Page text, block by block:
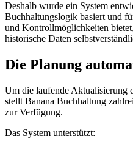
Deshalb wurde ein System
Buchhaltungslogik basiert und
und Kontrollmöglichkeiten
historische Daten
Die Planung
Um die laufende Aktualisierung
stellt Banana Buchhaltung
zur Verfügung.
Das System unterstützt: